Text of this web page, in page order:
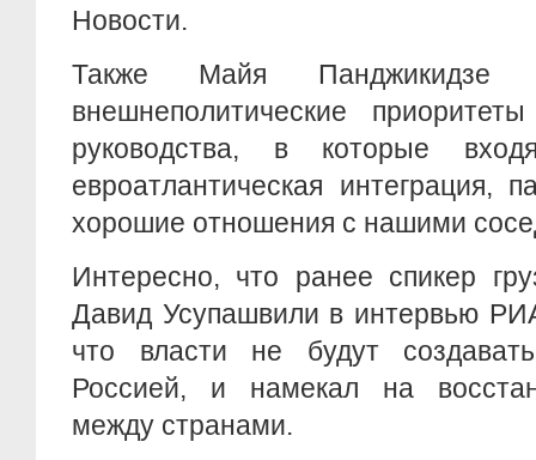
Новости.
Также Майя Панджикидзе
внешнеполитические
руководства, в которые
евроатлантическая
хорошие отношения с нашими
Интересно, что ранее спикер
Давид Усупашвили в интервью
что власти не будут
Россией, и намекал на
между странами.